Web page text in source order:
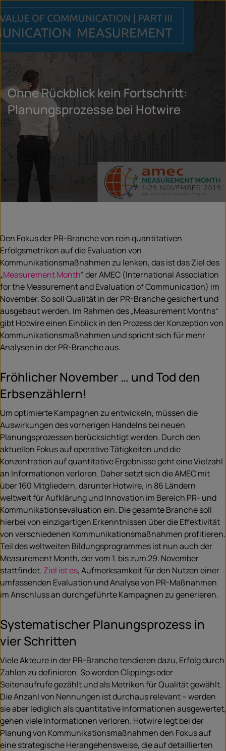
Ohne Rückblick kein Fortschritt:
Planungsprozesse bei Hotwire
Den Fokus der PR-Branche von rein quantitativen
Erfolgsmetriken auf die Evaluation von
Kommunikationsmaßnahmen zu lenken, das ist das Ziel des
„Measurement Month“ der AMEC (International Association
for the Measurement and Evaluation of Communication) im
November. So soll Qualität in der PR-Branche gesichert und
ausgebaut werden. Im Rahmen des „Measurement Months“
gibt Hotwire einen Einblick in den Prozess der Konzeption von
Kommunikationsmaßnahmen und spricht sich für mehr
Analysen in der PR-Branche aus.
Fröhlicher November … und Tod den
Erbsenzählern!
Um optimierte Kampagnen zu entwickeln, müssen die
Auswirkungen des vorherigen Handelns bei neuen
Planungsprozessen berücksichtigt werden. Durch den
aktuellen Fokus auf operative Tätigkeiten und die
Konzentration auf quantitative Ergebnisse geht eine Vielzahl
an Informationen verloren. Daher setzt sich die AMEC mit
über 160 Mitgliedern, darunter Hotwire, in 86 Ländern
weltweit für Aufklärung und Innovation im Bereich PR- und
Kommunikationsevaluation ein. Die gesamte Branche soll
hierbei von einzigartigen Erkenntnissen über die Effektivität
von verschiedenen Kommunikationsmaßnahmen profitieren.
Teil des weltweiten Bildungsprogrammes ist nun auch der
Measurement Month, der vom 1. bis zum 29. November
stattfindet. Ziel ist es, Aufmerksamkeit für den Nutzen einer
umfassenden Evaluation und Analyse von PR-Maßnahmen
im Anschluss an durchgeführte Kampagnen zu generieren.
Systematischer Planungsprozess in
vier Schritten
Viele Akteure in der PR-Branche tendieren dazu, Erfolg durch
Zahlen zu definieren. So werden Clippings oder
Seitenaufrufe gezählt und als Metriken für Qualität gewählt.
Die Anzahl von Nennungen ist durchaus relevant – werden
sie aber lediglich als quantitative Informationen ausgewertet,
gehen viele Informationen verloren. Hotwire legt bei der
Planung von Kommunikationsmaßnahmen den Fokus auf
eine strategische Herangehensweise, die auf detaillierten